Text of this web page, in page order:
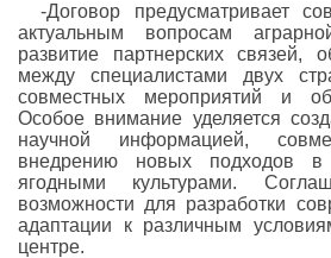
-Договор предусматривает
актуальным вопросам
развитие партнерских
между специалистами двух
совместных мероприятий и
Особое внимание уделяется
научной информацией,
внедрению новых подходов
ягодными культурами.
возможности для разработки
адаптации к различным
центре.